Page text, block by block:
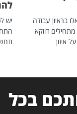
בראיון עבודה
דווקא
איזון
יש
בכל